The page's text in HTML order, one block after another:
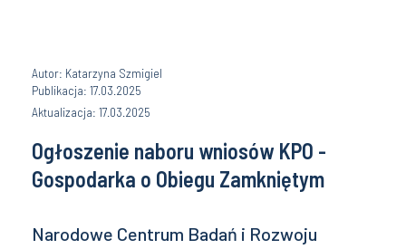
Autor: Katarzyna Szmigiel
Publikacja: 17.03.2025
Aktualizacja: 17.03.2025
Ogłoszenie naboru wniosów KPO -
Gospodarka o Obiegu Zamkniętym
Narodowe Centrum Badań i Rozwoju